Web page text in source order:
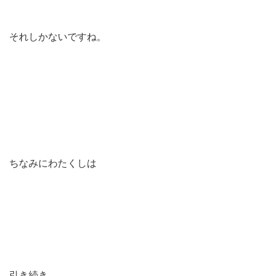
それしかないですね。
ちなみにわたくしは